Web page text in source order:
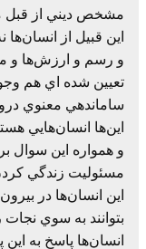
مشخص ديني از قبل
اين قبيل از انسان‌ها
و رسم و ارزش‌ها و
تعيين شده اي هم
ساماندهي معنوي
اين‌ها انسان‌هايي
و همواره اين سوال
مسئوليت زندگي
اين انسان‌ها در
بتوانند به سوي نجات
انسان‌ها پاسخ به